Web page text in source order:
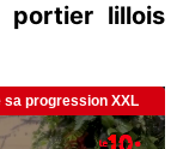
portier lillois